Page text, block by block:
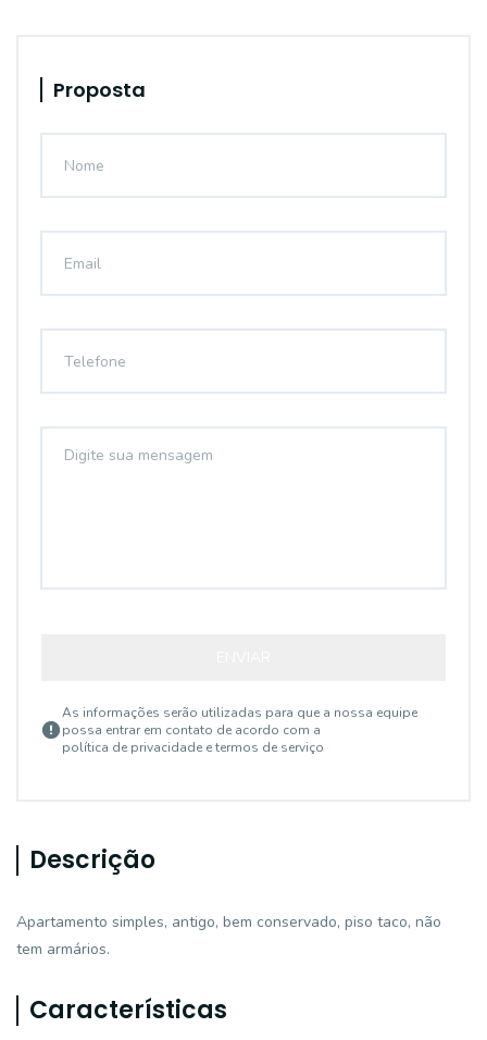
Proposta
As informações serão utilizadas para que a nossa equipe
possa entrar em contato de acordo com a
política de privacidade e termos de serviço
Descrição
Apartamento simples, antigo, bem conservado, piso taco, não
tem armários.
Características